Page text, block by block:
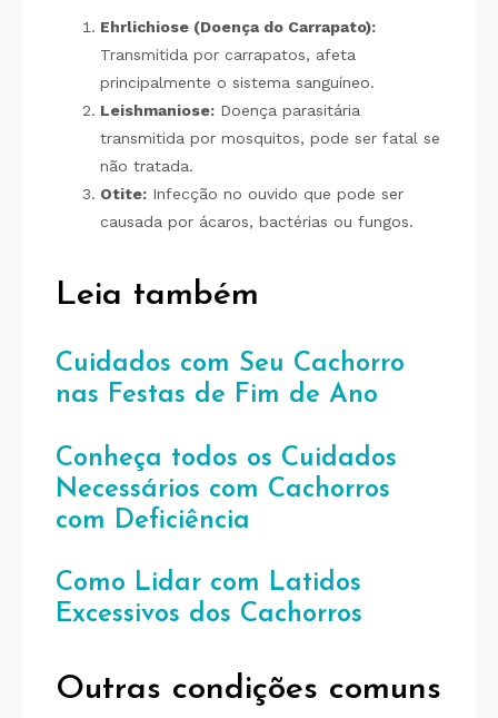
Ehrlichiose (Doença do Carrapato):
Transmitida por carrapatos, afeta
principalmente o sistema sanguíneo.
Leishmaniose: Doença parasitária
transmitida por mosquitos, pode ser fatal se
não tratada.
Otite: Infecção no ouvido que pode ser
causada por ácaros, bactérias ou fungos.
Leia também
Cuidados com Seu Cachorro
nas Festas de Fim de Ano
Conheça todos os Cuidados
Necessários com Cachorros
com Deficiência
Como Lidar com Latidos
Excessivos dos Cachorros
Outras condições comuns